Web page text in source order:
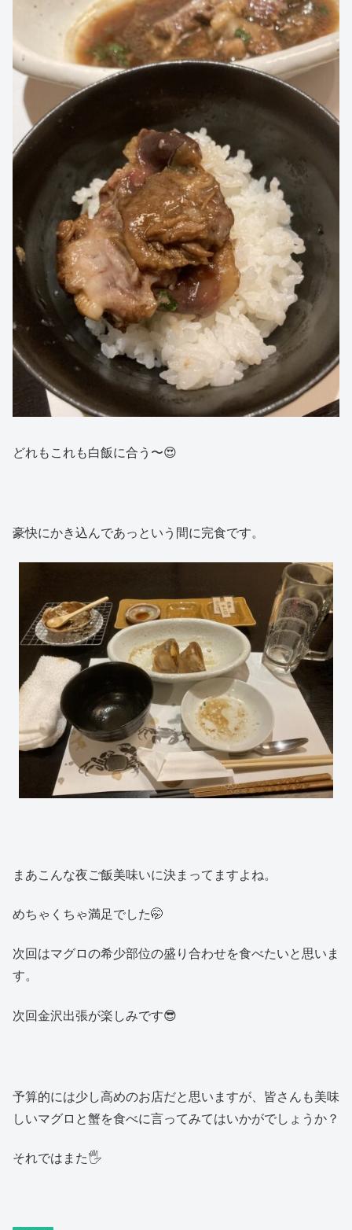
どれもこれも白飯に合う〜😍
豪快にかき込んであっという間に完食です。
まあこんな夜ご飯美味いに決まってますよね。
めちゃくちゃ満足でした🤭
次回はマグロの希少部位の盛り合わせを食べたいと思いま
す。
次回金沢出張が楽しみです😎
予算的には少し高めのお店だと思いますが、皆さんも美味
しいマグロと蟹を食べに言ってみてはいかがでしょうか？
それではまた🖐️